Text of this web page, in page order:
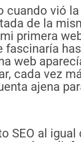
cuando vió
de la
primera
fascinaría
web
cada vez
ajena
SEO al